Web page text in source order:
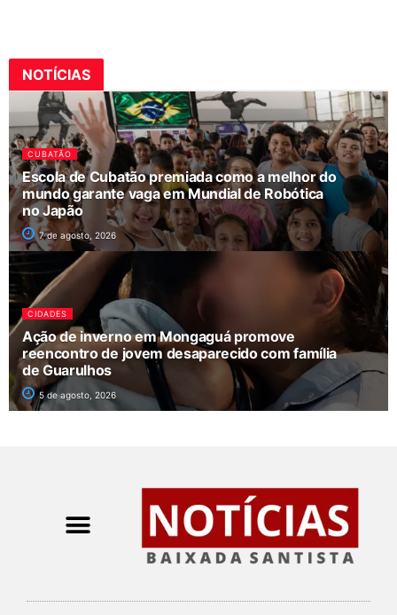
NOTÍCIAS
CUBATÃO
Escola de Cubatão premiada como a melhor do
mundo garante vaga em Mundial de Robótica
no Japão
7 de agosto, 2026
CIDADES
Ação de inverno em Mongaguá promove
reencontro de jovem desaparecido com família
de Guarulhos
5 de agosto, 2026